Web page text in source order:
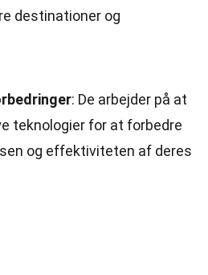
destinationer og
: De arbejder på at
teknologier for at forbedre
og effektiviteten af deres